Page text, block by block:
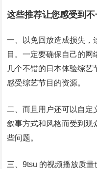
这些推荐让您感受到
一、以免回放造成损失，
目。一定要确保自己的
几个不错的日本体验综
感受综艺节目的资源。
二、而且用户还可以自定
叙事方式和风格而受到观
些问题。
三、9tsu 的视频播放质